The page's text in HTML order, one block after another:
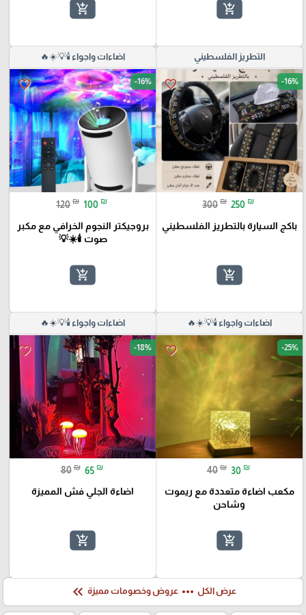
add_shopping_cart
add_shopping_cart
التطريز الفلسطيني
favorite_border -16%
300 ₪ 250 ₪
باكج السيارة بالتطريز الفلسطيني
add_shopping_cart
اضاءات واجواء 🕯️💡☀️🔥
favorite_border -16%
120 ₪ 100 ₪
بروجيكتر النجوم الخرافي مع مكبر
صوت 🕯️☀️💡
add_shopping_cart
اضاءات واجواء 🕯️💡☀️🔥
favorite_border -25%
40 ₪ 30 ₪
مكعب اضاءة متعددة مع ريموت
وشاحن
add_shopping_cart
اضاءات واجواء 🕯️💡☀️🔥
favorite_border -18%
80 ₪ 65 ₪
اضاءة الجلي فش المميزة
add_shopping_cart
عرض الكل more_horiz عروض وخصومات مميزة keyboard_double_arrow_left